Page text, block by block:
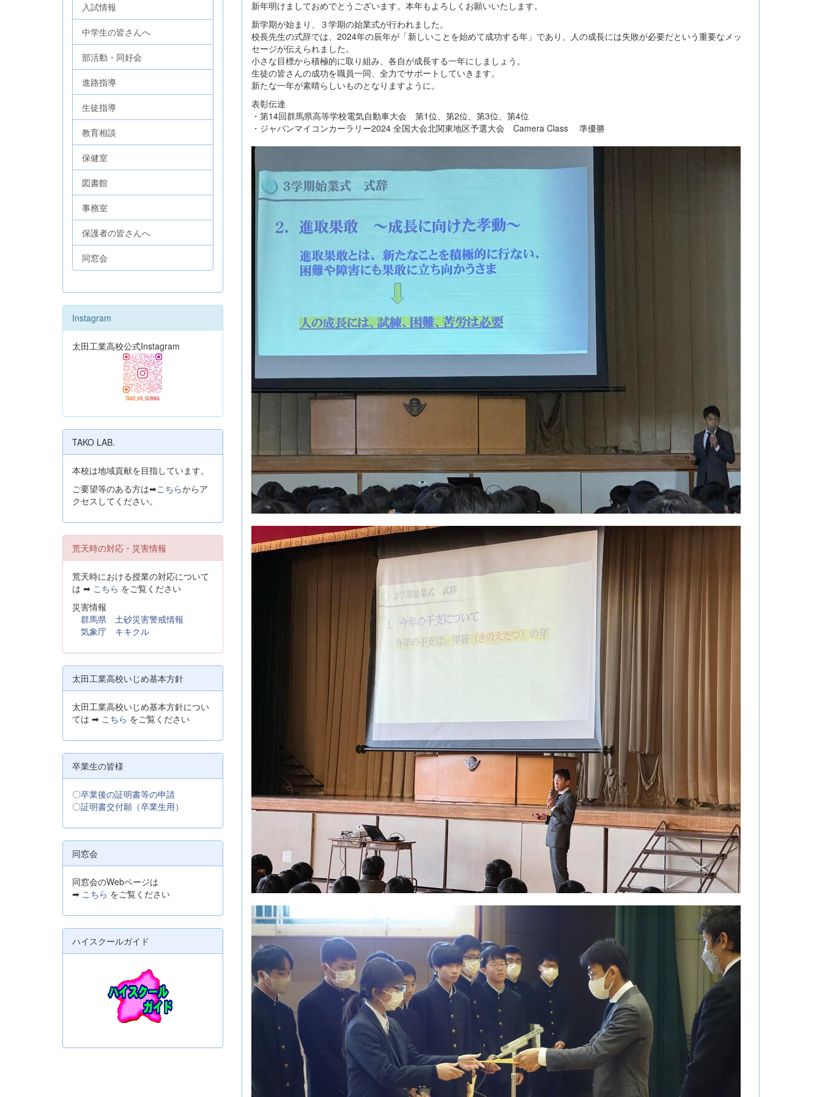
新年明けましておめでとうございます。本年もよろしくお願いいたします。
新学期が始まり、３学期の始業式が行われました。
校長先生の式辞では、2024年の辰年が「新しいことを始めて成功する年」であり、人の成長には失敗が必要だという重要なメッ
セージが伝えられました。
小さな目標から積極的に取り組み、各自が成長する一年にしましょう。
生徒の皆さんの成功を職員一同、全力でサポートしていきます。
新たな一年が素晴らしいものとなりますように。
表彰伝達
・第14回群馬県高等学校電気自動車大会 第1位、第2位、第3位、第4位
・ジャパンマイコンカーラリー2024 全国大会北関東地区予選大会 Camera Class 準優勝
入試情報
中学生の皆さんへ
部活動・同好会
進路指導
生徒指導
教育相談
保健室
図書館
事務室
保護者の皆さんへ
同窓会
Instagram
太田工業高校公式Instagram
TAKO LAB.
本校は地域貢献を目指しています。
ご要望等のある方は➡こちらからア
クセスしてください。
荒天時の対応・災害情報
荒天時における授業の対応について
は ➡ こちら をご覧ください
災害情報
群馬県 土砂災害警戒情報
気象庁 キキクル
太田工業高校いじめ基本方針
太田工業高校いじめ基本方針につい
ては ➡ こちら をご覧ください
卒業生の皆様
〇卒業後の証明書等の申請
〇証明書交付願（卒業生用）
同窓会
同窓会のWebページは
➡ こちら をご覧ください
ハイスクールガイド